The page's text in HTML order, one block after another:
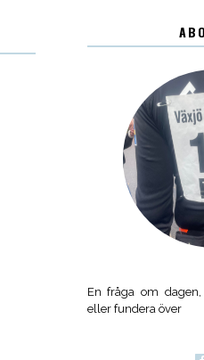
En fråga om
eller fundera över